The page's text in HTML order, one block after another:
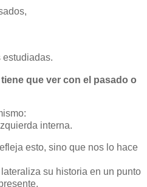
estudiadas.
que ver con el pasado o
interna.
esto, sino que nos lo hace
su historia en un punto